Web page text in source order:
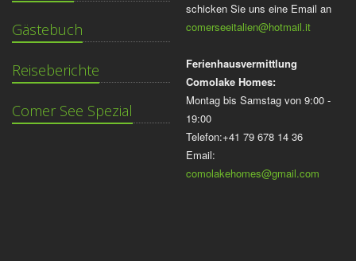
Gästebuch
Reiseberichte
Comer See Spezial
schicken Sie uns eine Email an
comerseeitalien@hotmail.it
Ferienhausvermittlung
Comolake Homes:
Montag bis Samstag von 9:00 -
19:00
Telefon:+41 79 678 14 36
Email:
comolakehomes@gmail.com